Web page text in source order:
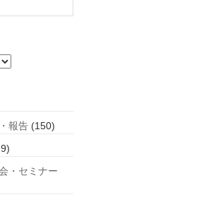
報告 (150)
・セミナー